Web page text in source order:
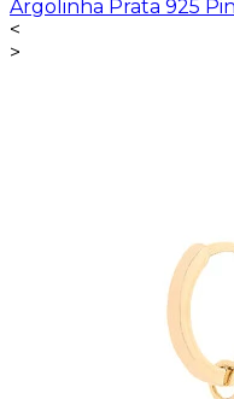
Argolinha Prata 925
<
>